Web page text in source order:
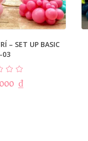
– SET UP BASIC
03
₫